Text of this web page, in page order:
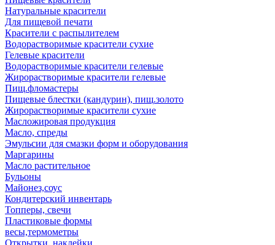
Натуральные красители
Для пищевой печати
Красители с распылителем
Водорастворимые красители сухие
Гелевые красители
Водорастворимые красители гелевые
Жирорастворимые красители гелевые
Пищ.фломастеры
Пищевые блестки (кандурин), пищ.золото
Жирорастворимые красители сухие
Масложировая продукция
Масло, спреды
Эмульсии для смазки форм и оборудования
Маргарины
Масло растительное
Бульоны
Майонез,соус
Кондитерский инвентарь
Топперы, свечи
Пластиковые формы
весы,термометры
Открытки, наклейки